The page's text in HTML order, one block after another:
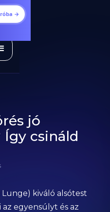
Próba →
jó
csináld
kiváló alsótest
egyensúlyt és az